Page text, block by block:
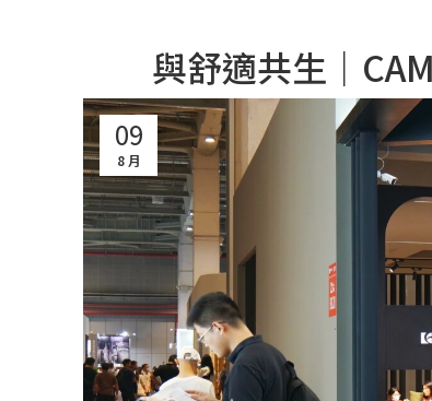
與舒適共生｜
09
8 月